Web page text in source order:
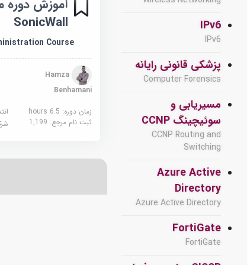
IPv6
IPv6
پزشکی قانونی رایانه
Computer Forensics
مسیریابی و
سوئیچینگ CCNP
CCNP Routing and
Switching
Azure Active
Directory
Azure Active Directory
FortiGate
FortiGate
آموزش دوره
SonicWall
Course
Hamza
Benhamani
زمان دوره: 6.5 hours
ثبت نام مرجع: 1,199